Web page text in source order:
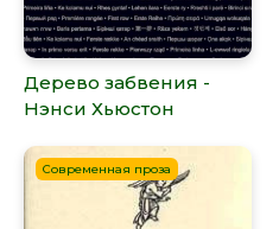
Дерево забвения -
Нэнси Хьюстон
Современная проза